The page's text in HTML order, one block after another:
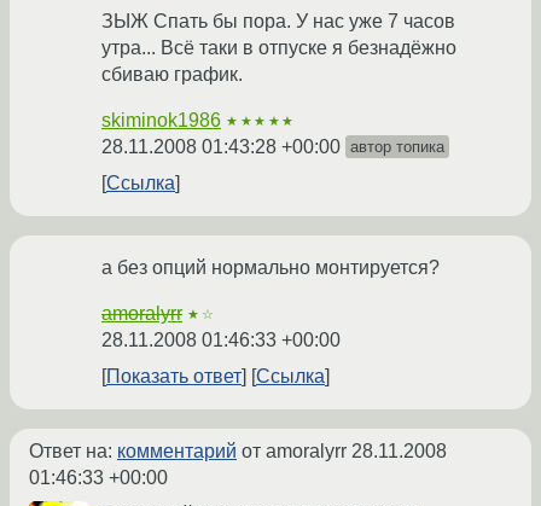
ЗЫЖ Спать бы пора. У нас уже 7 часов
утра... Всё таки в отпуске я безнадёжно
сбиваю график.
skiminok1986 ★★★★★
28.11.2008 01:43:28 +00:00 автор топика
Ссылка
а без опций нормально монтируется?
amoralyrr ★☆
28.11.2008 01:46:33 +00:00
Показать ответ
Ссылка
Ответ на: комментарий от amoralyrr 28.11.2008
01:46:33 +00:00